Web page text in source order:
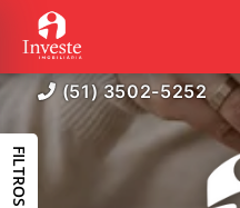
(51) 3502-5252
FILTROS